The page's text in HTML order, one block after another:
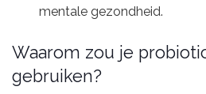
mentale gezondheid.
Waarom zou je
gebruiken?